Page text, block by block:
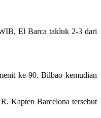
El Barca takluk 2-3 dari
ke-90. Bilbao kemudian
Kapten Barcelona tersebut